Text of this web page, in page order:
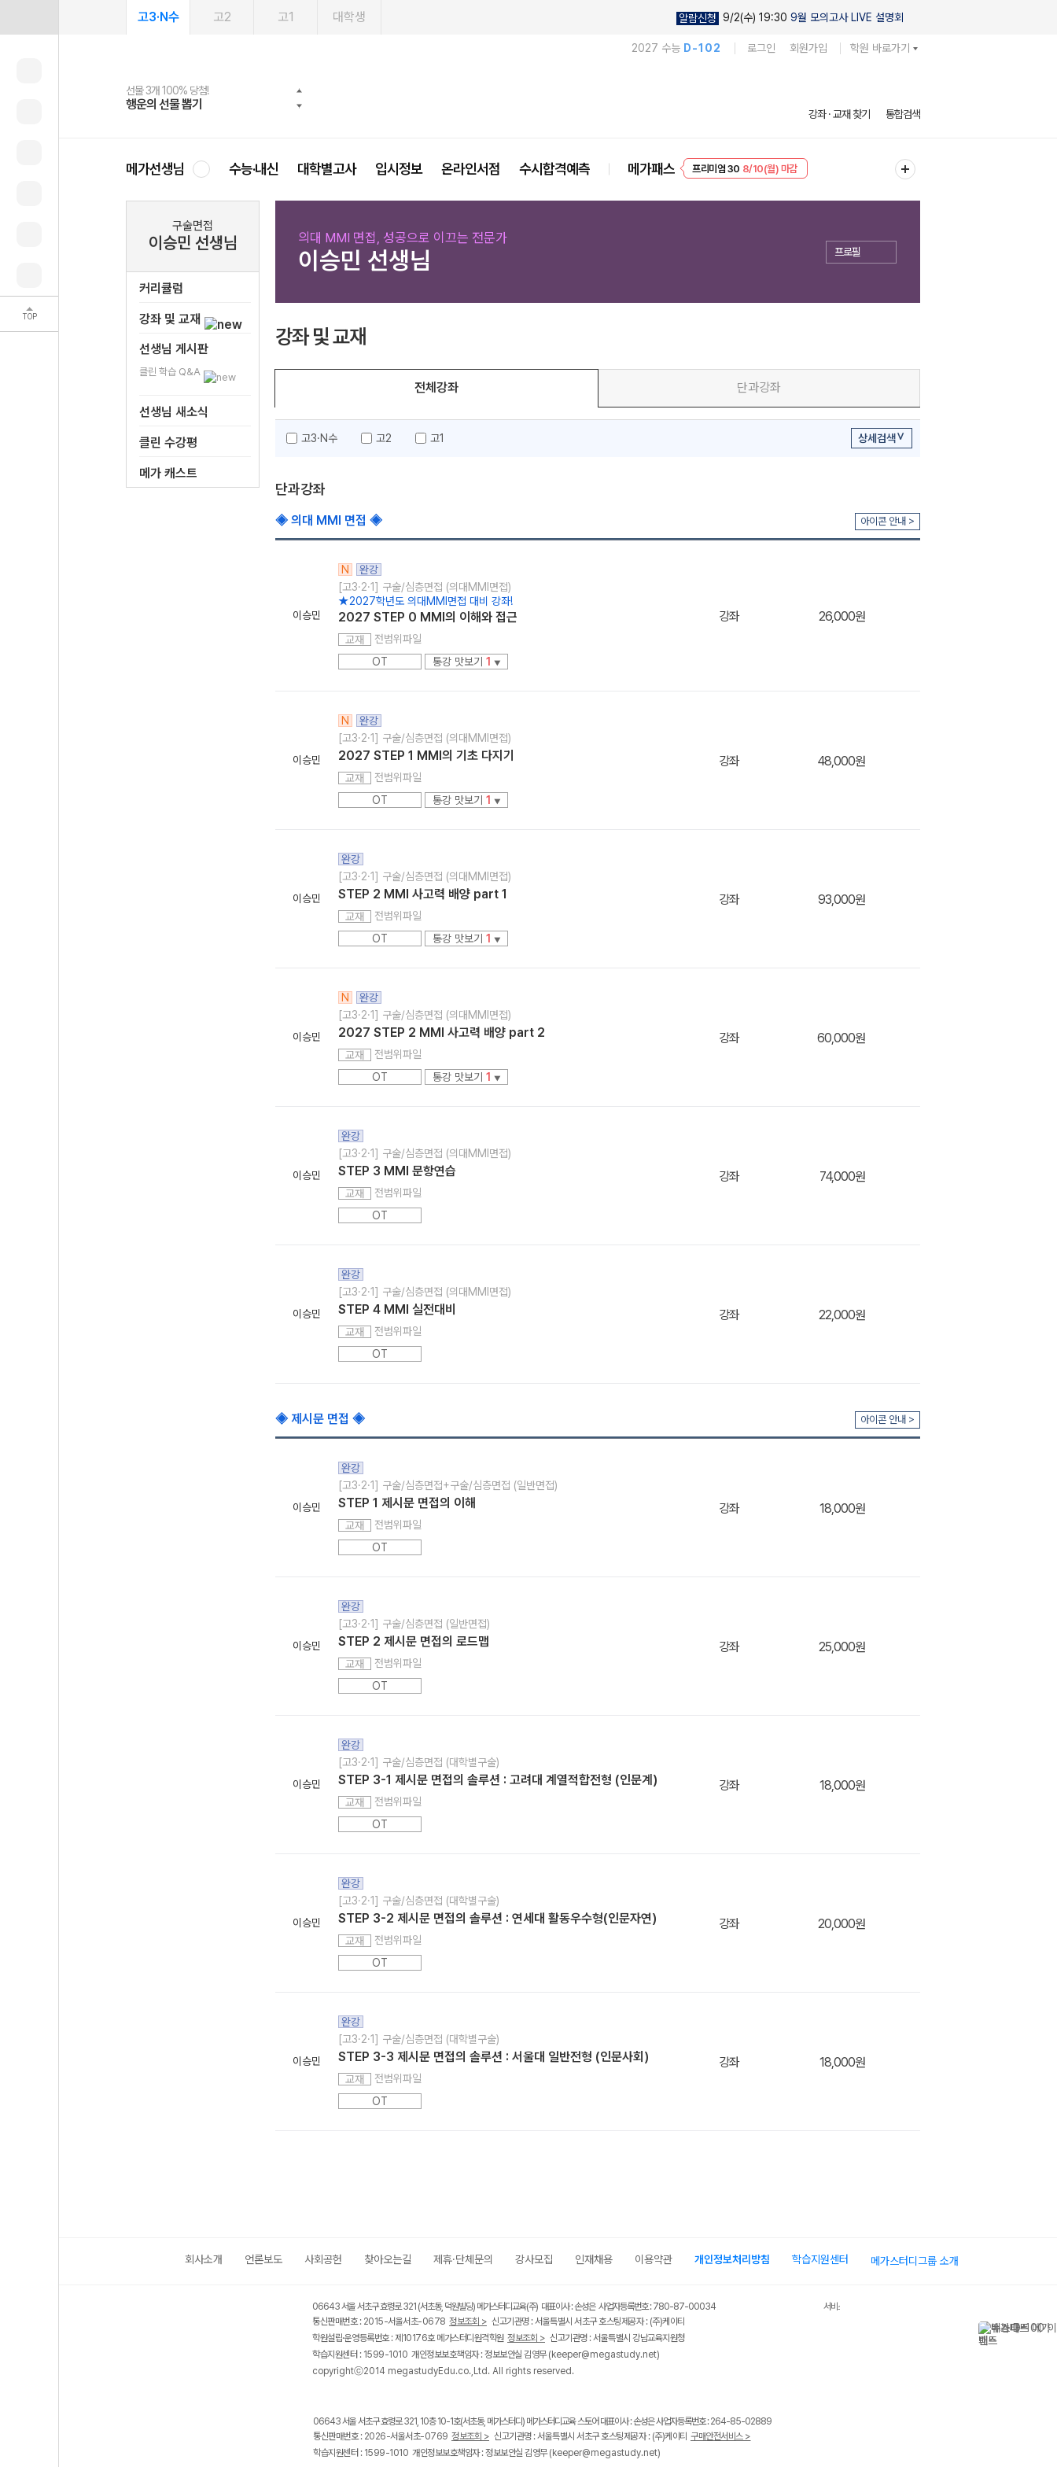
TOP
고3·N수 고2 고1 대학생 알람신청 9/2(수) 19:30 9월 모의고사 LIVE 설명회
2027 수능 D-102 로그인 회원가입 학원 바로가기
선물 3개 100% 당첨!
행운의 선물 뽑기
선물 100% 증정!
메가스터디 X 올리브
여름방학 스터디 캐시백
메가런 썸머스쿨
2027 러셀 단과
강사 공개선발
스마트러닝앱
설문 EVENT
메가패스
3일 무료 체험권
메가패스 수강생 무료혜택!
메가클럽 멤버십
사회공헌 캠페인
희망이룸 메가나눔
강좌 · 교재 찾기 통합검색
메가선생님 수능·내신 대학별고사 입시정보 온라인서점 수시합격예측 메가패스
EVENT 8/10(월) 마감
구술면접
이승민 선생님
커리큘럼
강좌 및 교재
선생님 게시판
클린 학습 Q&A
선생님 새소식
클린 수강평
메가 캐스트
의대 MMI 면접, 성공으로 이끄는 전문가
이승민 선생님 프로필
강좌 및 교재
전체강좌 단과강좌
고3·N수 고2 고1 상세검색
단과강좌
◈ 의대 MMI 면접 ◈ 아이콘 안내 >
이승민
N
완강
[고3·2·1] 구술/심층면접 (의대MMI면접)
★2027학년도 의대MMI면접 대비 강좌!
2027 STEP 0 MMI의 이해와 접근
교재
전범위파일
OT
통강 맛보기 1 ▼
강좌 26,000원
이승민
N
완강
[고3·2·1] 구술/심층면접 (의대MMI면접)
2027 STEP 1 MMI의 기초 다지기
교재
전범위파일
OT
통강 맛보기 1 ▼
강좌 48,000원
이승민
완강
[고3·2·1] 구술/심층면접 (의대MMI면접)
STEP 2 MMI 사고력 배양 part 1
교재
전범위파일
OT
통강 맛보기 1 ▼
강좌 93,000원
이승민
N
완강
[고3·2·1] 구술/심층면접 (의대MMI면접)
2027 STEP 2 MMI 사고력 배양 part 2
교재
전범위파일
OT
통강 맛보기 1 ▼
강좌 60,000원
장바구
이승민
완강
[고3·2·1] 구술/심층면접 (의대MMI면접)
STEP 3 MMI 문항연습
교재
전범위파일
OT
강좌 74,000원
이승민
완강
[고3·2·1] 구술/심층면접 (의대MMI면접)
STEP 4 MMI 실전대비
교재
전범위파일
OT
강좌 22,000원
◈ 제시문 면접 ◈ 아이콘 안내 >
이승민
완강
[고3·2·1] 구술/심층면접+구술/심층면접 (일반면접)
STEP 1 제시문 면접의 이해
교재
전범위파일
OT
강좌 18,000원
이승민
완강
[고3·2·1] 구술/심층면접 (일반면접)
STEP 2 제시문 면접의 로드맵
교재
전범위파일
OT
강좌 25,000원
이승민
완강
[고3·2·1] 구술/심층면접 (대학별구술)
STEP 3-1 제시문 면접의 솔루션 : 고려대 계열적합전형 (인문계)
교재
전범위파일
OT
강좌 18,000원
이승민
완강
[고3·2·1] 구술/심층면접 (대학별구술)
STEP 3-2 제시문 면접의 솔루션 : 연세대 활동우수형(인문자연)
교재
전범위파일
OT
강좌 20,000원
이승민
완강
[고3·2·1] 구술/심층면접 (대학별구술)
STEP 3-3 제시문 면접의 솔루션 : 서울대 일반전형 (인문사회)
교재
전범위파일
OT
강좌 18,000원
회사소개 언론보도 사회공헌 찾아오는길 제휴·단체문의 강사모집 인재채용 이용약관 개인정보처리방침 학습지원센터 메가스터디그룹 소개
06643 서울 서초구 효령로 321 (서초동, 덕원빌딩) 메가스터디교육(주) 대표이사 : 손성은 사업자등록번호 : 780-87-00034
통신판매번호 : 2015-서울서초-0678 정보조회 > 신고기관명 : 서울특별시 서초구 호스팅제공자 : (주)케이티
학원설립·운영등록번호 : 제10176호 메가스터디원격학원 정보조회 > 신고기관명 : 서울특별시 강남교육지원청
학습지원센터 : 1599-1010 개인정보보호책임자 : 정보보안실 김영무(keeper@megastudy.net)
copyrightⓒ2014 megastudyEdu.co.,Ltd. All rights reserved.
서비스 가입사실 확인
06643 서울 서초구 효령로 321, 10층 10-1호(서초동, 메가스터디) 메가스터디교육 스토어 대표이사 : 손성은 사업자등록번호 : 264-85-02889
통신판매번호 : 2026-서울서초-0769 정보조회 > 신고기관명 : 서울특별시 서초구 호스팅제공자 : (주)케이티 구매안전서비스 >
학습지원센터 : 1599-1010 개인정보보호책임자 : 정보보안실 김영무(keeper@megastudy.net)